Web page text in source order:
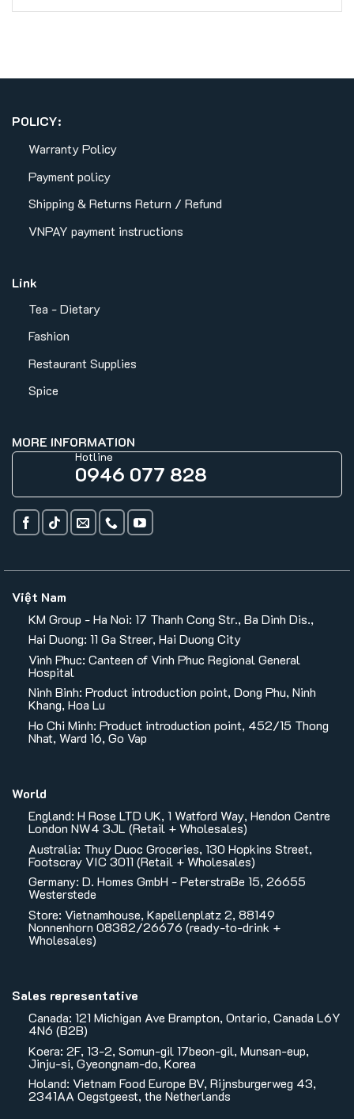
POLICY:
Warranty Policy
Payment policy
Shipping & Returns Return / Refund
VNPAY payment instructions
Link
Tea - Dietary
Fashion
Restaurant Supplies
Spice
MORE INFORMATION
Hotline
0946 077 828
Việt Nam
KM Group - Ha Noi: 17 Thanh Cong Str., Ba Dinh Dis.,
Hai Duong: 11 Ga Streer, Hai Duong City
Vinh Phuc: Canteen of Vinh Phuc Regional General
Hospital
Ninh Binh: Product introduction point, Dong Phu, Ninh
Khang, Hoa Lu
Ho Chi Minh: Product introduction point, 452/15 Thong
Nhat, Ward 16, Go Vap
World
England: H Rose LTD UK, 1 Watford Way, Hendon Centre
London NW4 3JL (Retail + Wholesales)
Australia: Thuy Duoc Groceries, 130 Hopkins Street,
Footscray VIC 3011 (Retail + Wholesales)
Germany: D. Homes GmbH - PeterstraBe 15, 26655
Westerstede
Store: Vietnamhouse, Kapellenplatz 2, 88149
Nonnenhorn 08382/26676 (ready-to-drink +
Wholesales)
Sales representative
Canada: 121 Michigan Ave Brampton, Ontario, Canada L6Y
4N6 (B2B)
Koera: 2F, 13-2, Somun-gil 17beon-gil, Munsan-eup,
Jinju-si, Gyeongnam-do, Korea
Holand: Vietnam Food Europe BV, Rijnsburgerweg 43,
2341AA Oegstgeest, the Netherlands